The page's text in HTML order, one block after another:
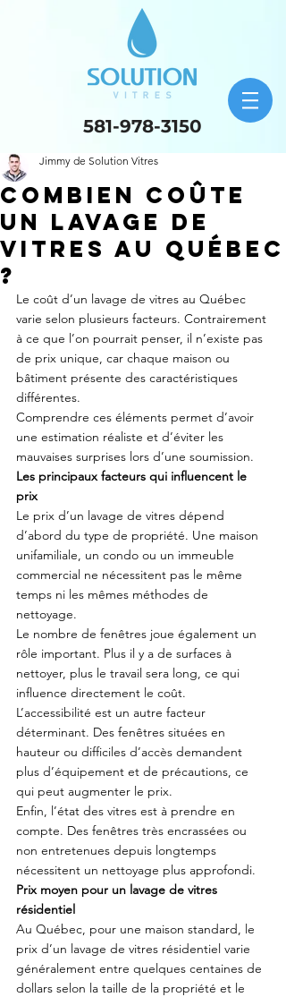
581-978-3150
Combien coûte
un lavage de
vitres au Québec
?
Jimmy de Solution Vitres
Le coût d’un lavage de vitres au Québec
varie selon plusieurs facteurs. Contrairement
à ce que l’on pourrait penser, il n’existe pas
de prix unique, car chaque maison ou
bâtiment présente des caractéristiques
différentes.
Comprendre ces éléments permet d’avoir
une estimation réaliste et d’éviter les
mauvaises surprises lors d’une soumission.
Les principaux facteurs qui influencent le
prix
Le prix d’un lavage de vitres dépend
d’abord du type de propriété. Une maison
unifamiliale, un condo ou un immeuble
commercial ne nécessitent pas le même
temps ni les mêmes méthodes de
nettoyage.
Le nombre de fenêtres joue également un
rôle important. Plus il y a de surfaces à
nettoyer, plus le travail sera long, ce qui
influence directement le coût.
L’accessibilité est un autre facteur
déterminant. Des fenêtres situées en
hauteur ou difficiles d’accès demandent
plus d’équipement et de précautions, ce
qui peut augmenter le prix.
Enfin, l’état des vitres est à prendre en
compte. Des fenêtres très encrassées ou
non entretenues depuis longtemps
nécessitent un nettoyage plus approfondi.
Prix moyen pour un lavage de vitres
résidentiel
Au Québec, pour une maison standard, le
prix d’un lavage de vitres résidentiel varie
généralement entre quelques centaines de
dollars selon la taille de la propriété et le